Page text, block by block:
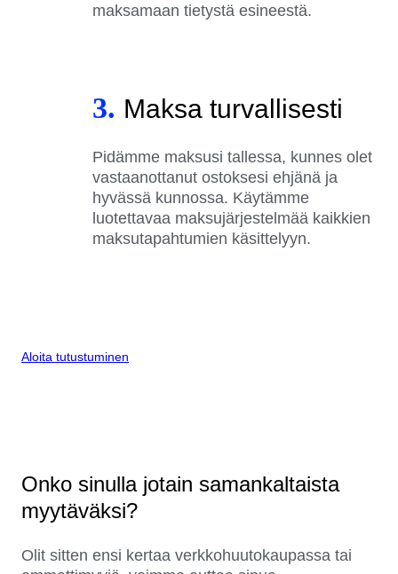
maksamaan tietystä esineestä.
3. Maksa turvallisesti
Pidämme maksusi tallessa, kunnes olet
vastaanottanut ostoksesi ehjänä ja
hyvässä kunnossa. Käytämme
luotettavaa maksujärjestelmää kaikkien
maksutapahtumien käsittelyyn.
Aloita tutustuminen
Onko sinulla jotain samankaltaista
myytäväksi?
Olit sitten ensi kertaa verkkohuutokaupassa tai